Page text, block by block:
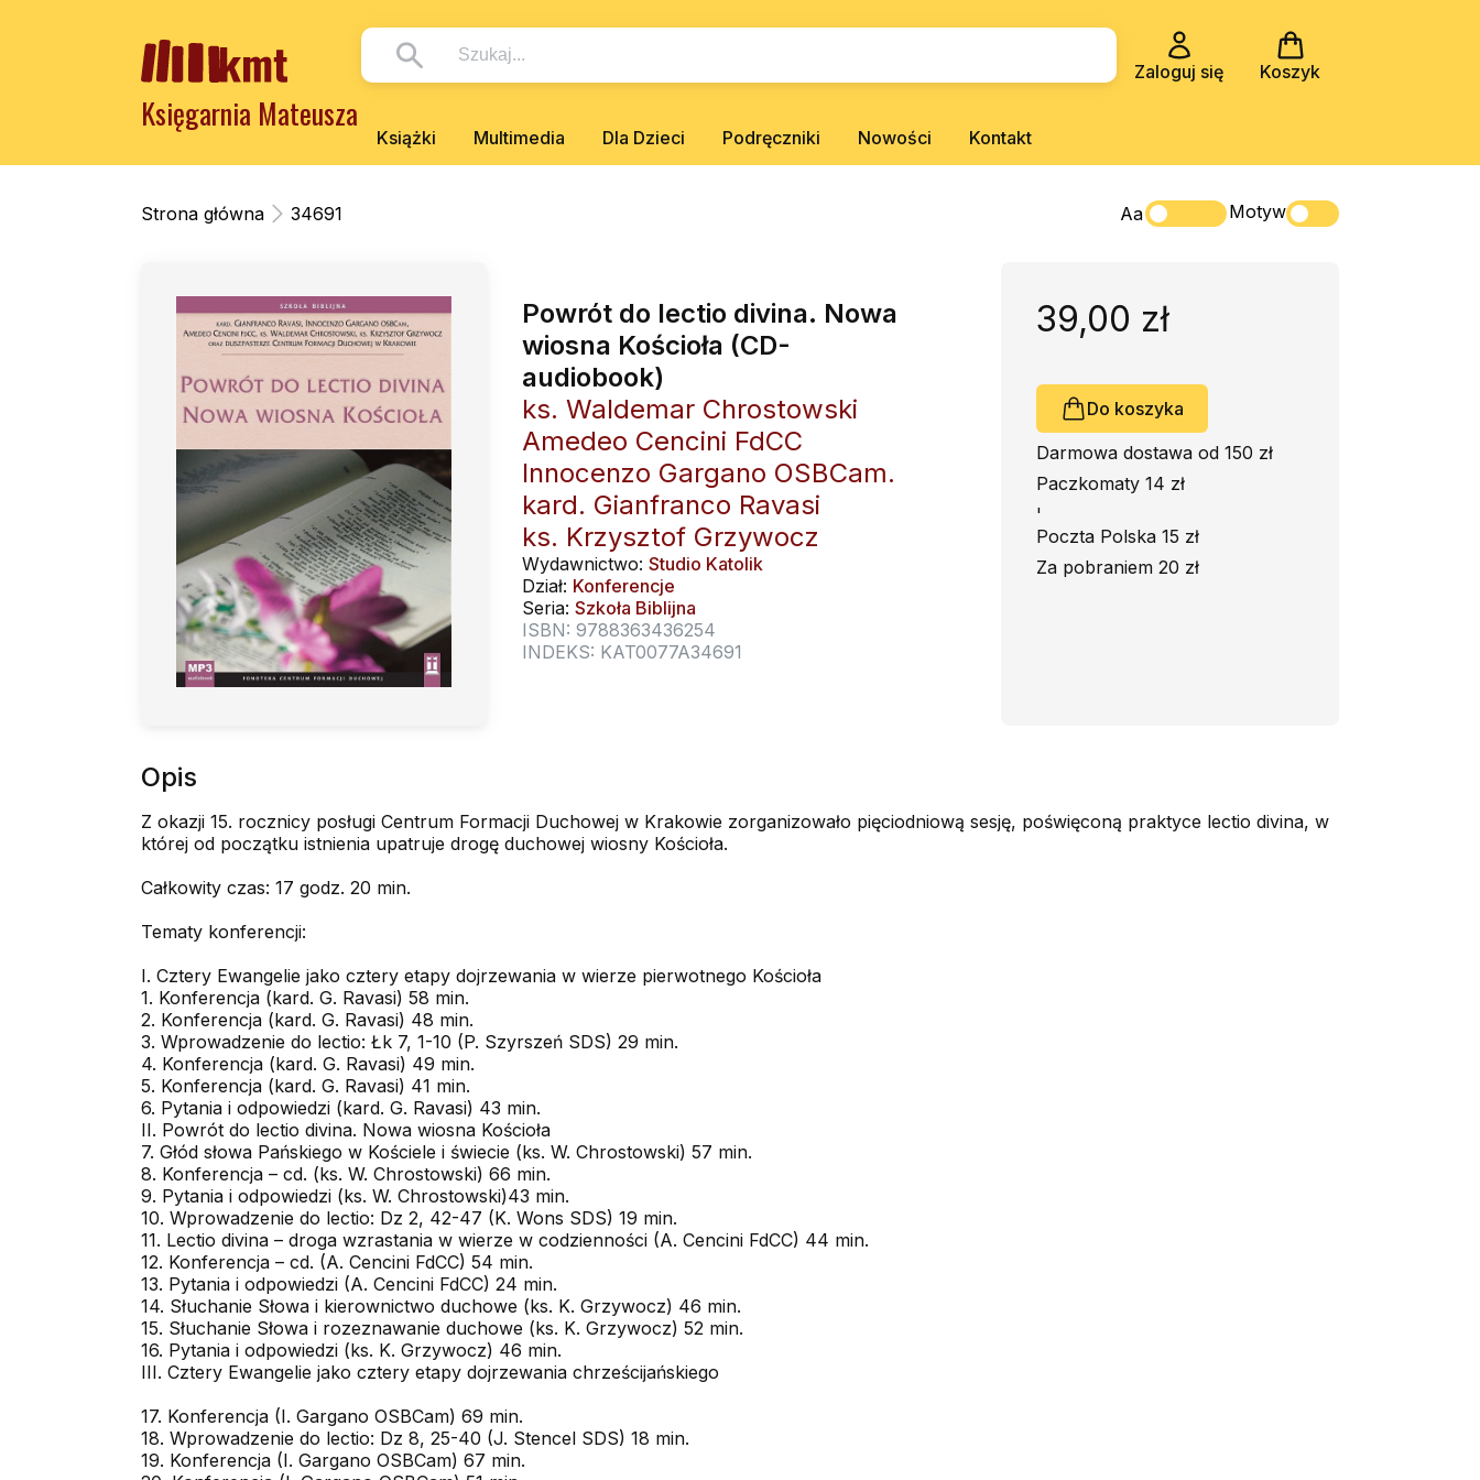
Zaloguj się Koszyk
Księgarnia Mateusza
Książki Multimedia Dla Dzieci Podręczniki Nowości Kontakt
Strona główna 34691 Aa Motyw
Powrót do lectio divina. Nowa
wiosna Kościoła (CD-
audiobook)
ks. Waldemar Chrostowski
Amedeo Cencini FdCC
Innocenzo Gargano OSBCam.
kard. Gianfranco Ravasi
ks. Krzysztof Grzywocz
Wydawnictwo: Studio Katolik
Dział: Konferencje
Seria: Szkoła Biblijna
ISBN: 9788363436254
INDEKS: KAT0077A34691
39,00 zł
Do koszyka
Darmowa dostawa od 150 zł
Paczkomaty 14 zł
'
Poczta Polska 15 zł
Za pobraniem 20 zł
Opis
Z okazji 15. rocznicy posługi Centrum Formacji Duchowej w Krakowie zorganizowało pięcio­dniową sesję, poświęconą praktyce lectio divina, w
której od początku istnienia upatruje drogę duchowej wiosny Kościoła.
Całkowity czas: 17 godz. 20 min.
Tematy konferencji:
I. Cztery Ewangelie jako cztery etapy dojrzewania w wierze pierwotnego Kościoła
1. Konferencja (kard. G. Ravasi) 58 min.
2. Konferencja (kard. G. Ravasi) 48 min.
3. Wprowadzenie do lectio: Łk 7, 1-10 (P. Szyrszeń SDS) 29 min.
4. Konferencja (kard. G. Ravasi) 49 min.
5. Konferencja (kard. G. Ravasi) 41 min.
6. Pytania i odpowiedzi (kard. G. Ravasi) 43 min.
II. Powrót do lectio divina. Nowa wiosna Kościoła
7. Głód słowa Pańskiego w Kościele i świecie (ks. W. Chrostowski) 57 min.
8. Konferencja – cd. (ks. W. Chrostowski) 66 min.
9. Pytania i odpowiedzi (ks. W. Chrostowski)43 min.
10. Wprowadzenie do lectio: Dz 2, 42-47 (K. Wons SDS) 19 min.
11. Lectio divina – droga wzrastania w wierze w codzienności (A. Cencini FdCC) 44 min.
12. Konferencja – cd. (A. Cencini FdCC) 54 min.
13. Pytania i odpowiedzi (A. Cencini FdCC) 24 min.
14. Słuchanie Słowa i kierownictwo duchowe (ks. K. Grzywocz) 46 min.
15. Słuchanie Słowa i rozeznawanie duchowe (ks. K. Grzywocz) 52 min.
16. Pytania i odpowiedzi (ks. K. Grzywocz) 46 min.
III. Cztery Ewangelie jako cztery etapy dojrzewania chrześcijańskiego
17. Konferencja (I. Gargano OSBCam) 69 min.
18. Wprowadzenie do lectio: Dz 8, 25-40 (J. Stencel SDS) 18 min.
19. Konferencja (I. Gargano OSBCam) 67 min.